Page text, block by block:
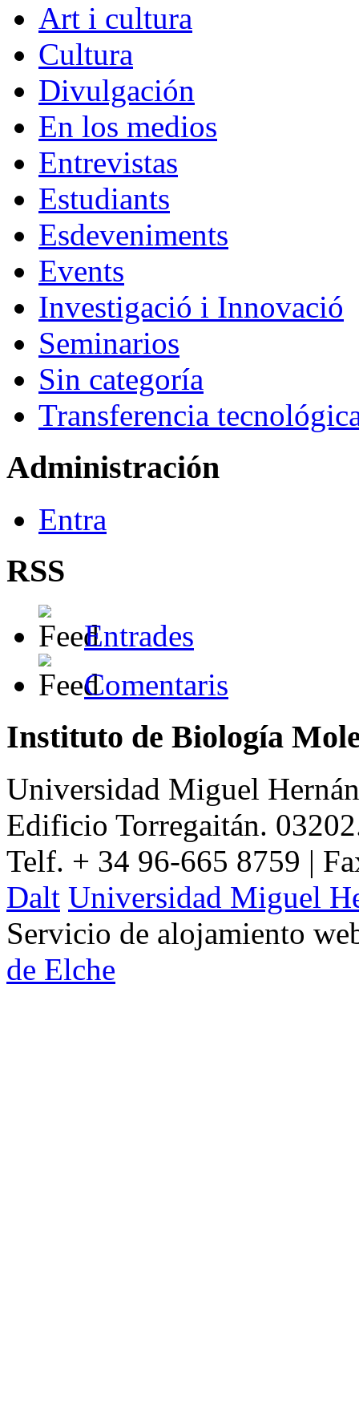
Art i cultura
Cultura
Divulgación
En los medios
Entrevistas
Estudiants
Esdeveniments
Events
Investigació i Innovació
Seminarios
Sin categoría
Transferencia
Administración
Entra
RSS
Entrades
Comentaris
Instituto de Biología
Universidad Miguel
Edificio Torregaitán.
Telf. + 34 96-665 8759 |
Dalt Universidad Miguel
Servicio de alojamiento
de Elche